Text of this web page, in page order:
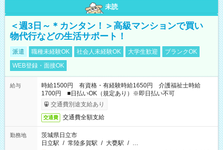
未読
＜週3日～＊カンタン！＞高級マンションで買い
物代行などの生活サポート！
派遣 職種未経験OK 社会人未経験OK 大学生歓迎
ブランクOK
WEB登録・面接OK
給与
時給1500円 有資格・有経験時給1650円 介護福祉士時給
1700円 ■日払いOK（規定あり）※即日払い不可
交通費別途支給あり
交通費 交通費全額支給
勤務地
茨城県日立市
日立駅 / 常陸多賀駅 / 大甕駅 / …